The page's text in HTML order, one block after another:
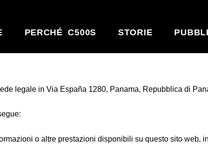
PERCHÉ C500S STORIE
legale in Via España 1280, Panama, Repubblica di
o altre prestazioni disponibili su questo sito web,